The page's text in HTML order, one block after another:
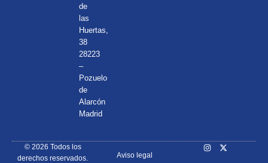
de
las
Huertas,
38
28223
–
Pozuelo
de
Alarcón
Madrid
© 2026 Todos los
derechos reservados.
Aviso legal